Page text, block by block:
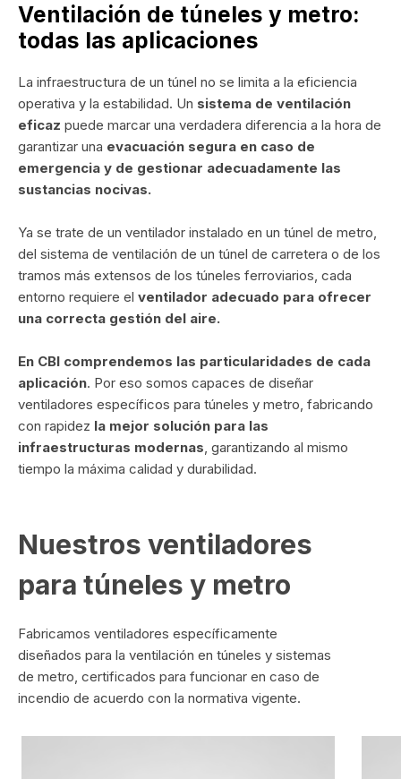
Ventilación de túneles y metro:
todas las aplicaciones
La infraestructura de un túnel no se limita a la eficiencia
operativa y la estabilidad. Un sistema de ventilación
eficaz puede marcar una verdadera diferencia a la hora de
garantizar una evacuación segura en caso de
emergencia y de gestionar adecuadamente las
sustancias nocivas.
Ya se trate de un ventilador instalado en un túnel de metro,
del sistema de ventilación de un túnel de carretera o de los
tramos más extensos de los túneles ferroviarios, cada
entorno requiere el ventilador adecuado para ofrecer
una correcta gestión del aire.
En CBI comprendemos las particularidades de cada
aplicación. Por eso somos capaces de diseñar
ventiladores específicos para túneles y metro, fabricando
con rapidez la mejor solución para las
infraestructuras modernas, garantizando al mismo
tiempo la máxima calidad y durabilidad.
Nuestros ventiladores
para túneles y metro
Fabricamos ventiladores específicamente
diseñados para la ventilación en túneles y sistemas
de metro, certificados para funcionar en caso de
incendio de acuerdo con la normativa vigente.